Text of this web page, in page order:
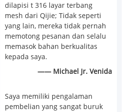
dilapisi t 316 layar terbang
mesh dari Qijie; Tidak seperti
yang lain, mereka tidak pernah
memotong pesanan dan selalu
memasok bahan berkualitas
kepada saya.
—— Michael Jr. Venida
Saya memiliki pengalaman
pembelian yang sangat buruk